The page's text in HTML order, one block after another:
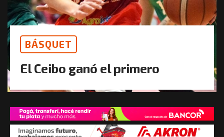
BÁSQUET
El Ceibo ganó el primero